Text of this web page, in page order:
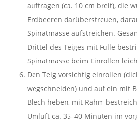
auftragen (ca. 10 cm breit), die
Erdbeeren darüberstreuen,
Spinat­masse aufstreichen.
Drittel des Teiges mit Fülle
Spinatmasse beim Einrollen
Den Teig vorsichtig einrollen
wegschneiden) und auf ein mit
Blech heben, mit Rahm
Umluft ca. 35–40 Minuten im